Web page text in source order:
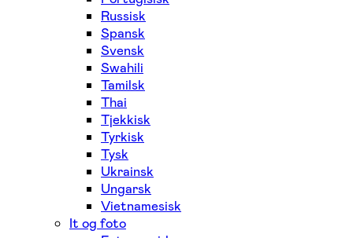
Russisk
Spansk
Svensk
Swahili
Tamilsk
Thai
Tjekkisk
Tyrkisk
Tysk
Ukrainsk
Ungarsk
Vietnamesisk
It og foto